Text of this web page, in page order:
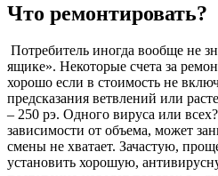
Что ремонтировать?
Потребитель иногда вообще не
ящике». Некоторые счета за
хорошо если в стоимость не
предсказания ветвлений или
– 250 рэ. Одного вируса или
зависимости от объема, может
смены не хватает. Зачастую,
установить хорошую,